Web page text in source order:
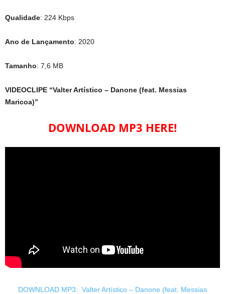
Qualidade: 224 Kbps
Ano de Lançamento: 2020
Tamanho: 7,6 MB
VIDEOCLIPE “Valter Artístico – Danone (feat. Messias
Maricoa)”
DOWNLOAD MP3 HERE!
DOWNLOAD MP3: Valter Artístico – Danone (feat. Messias